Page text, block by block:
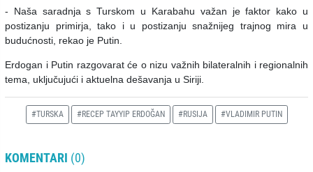
- Naša saradnja s Turskom u Karabahu važan je faktor kako u
postizanju primirja, tako i u postizanju snažnijeg trajnog mira u
budućnosti, rekao je Putin.
Erdogan i Putin razgovarat će o nizu važnih bilateralnih i regionalnih
tema, uključujući i aktuelna dešavanja u Siriji.
#TURSKA #RECEP TAYYIP ERDOĞAN #RUSIJA #VLADIMIR PUTIN
KOMENTARI (0)